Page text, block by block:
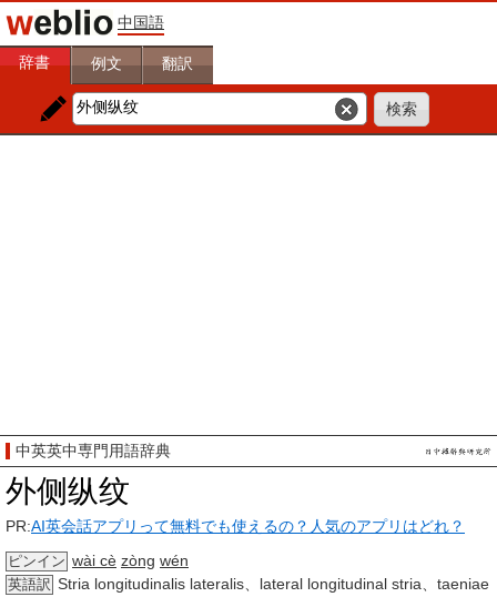
中国語
辞書 例文 翻訳
中英英中専門用語辞典
外侧纵纹
PR:AI英会話アプリって無料でも使えるの？人気のアプリはどれ？
ピンイン wài cè zòng wén
英語訳 Stria longitudinalis lateralis、lateral longitudinal stria、taeniae